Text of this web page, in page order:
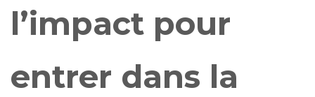
l’impact pour
entrer dans la